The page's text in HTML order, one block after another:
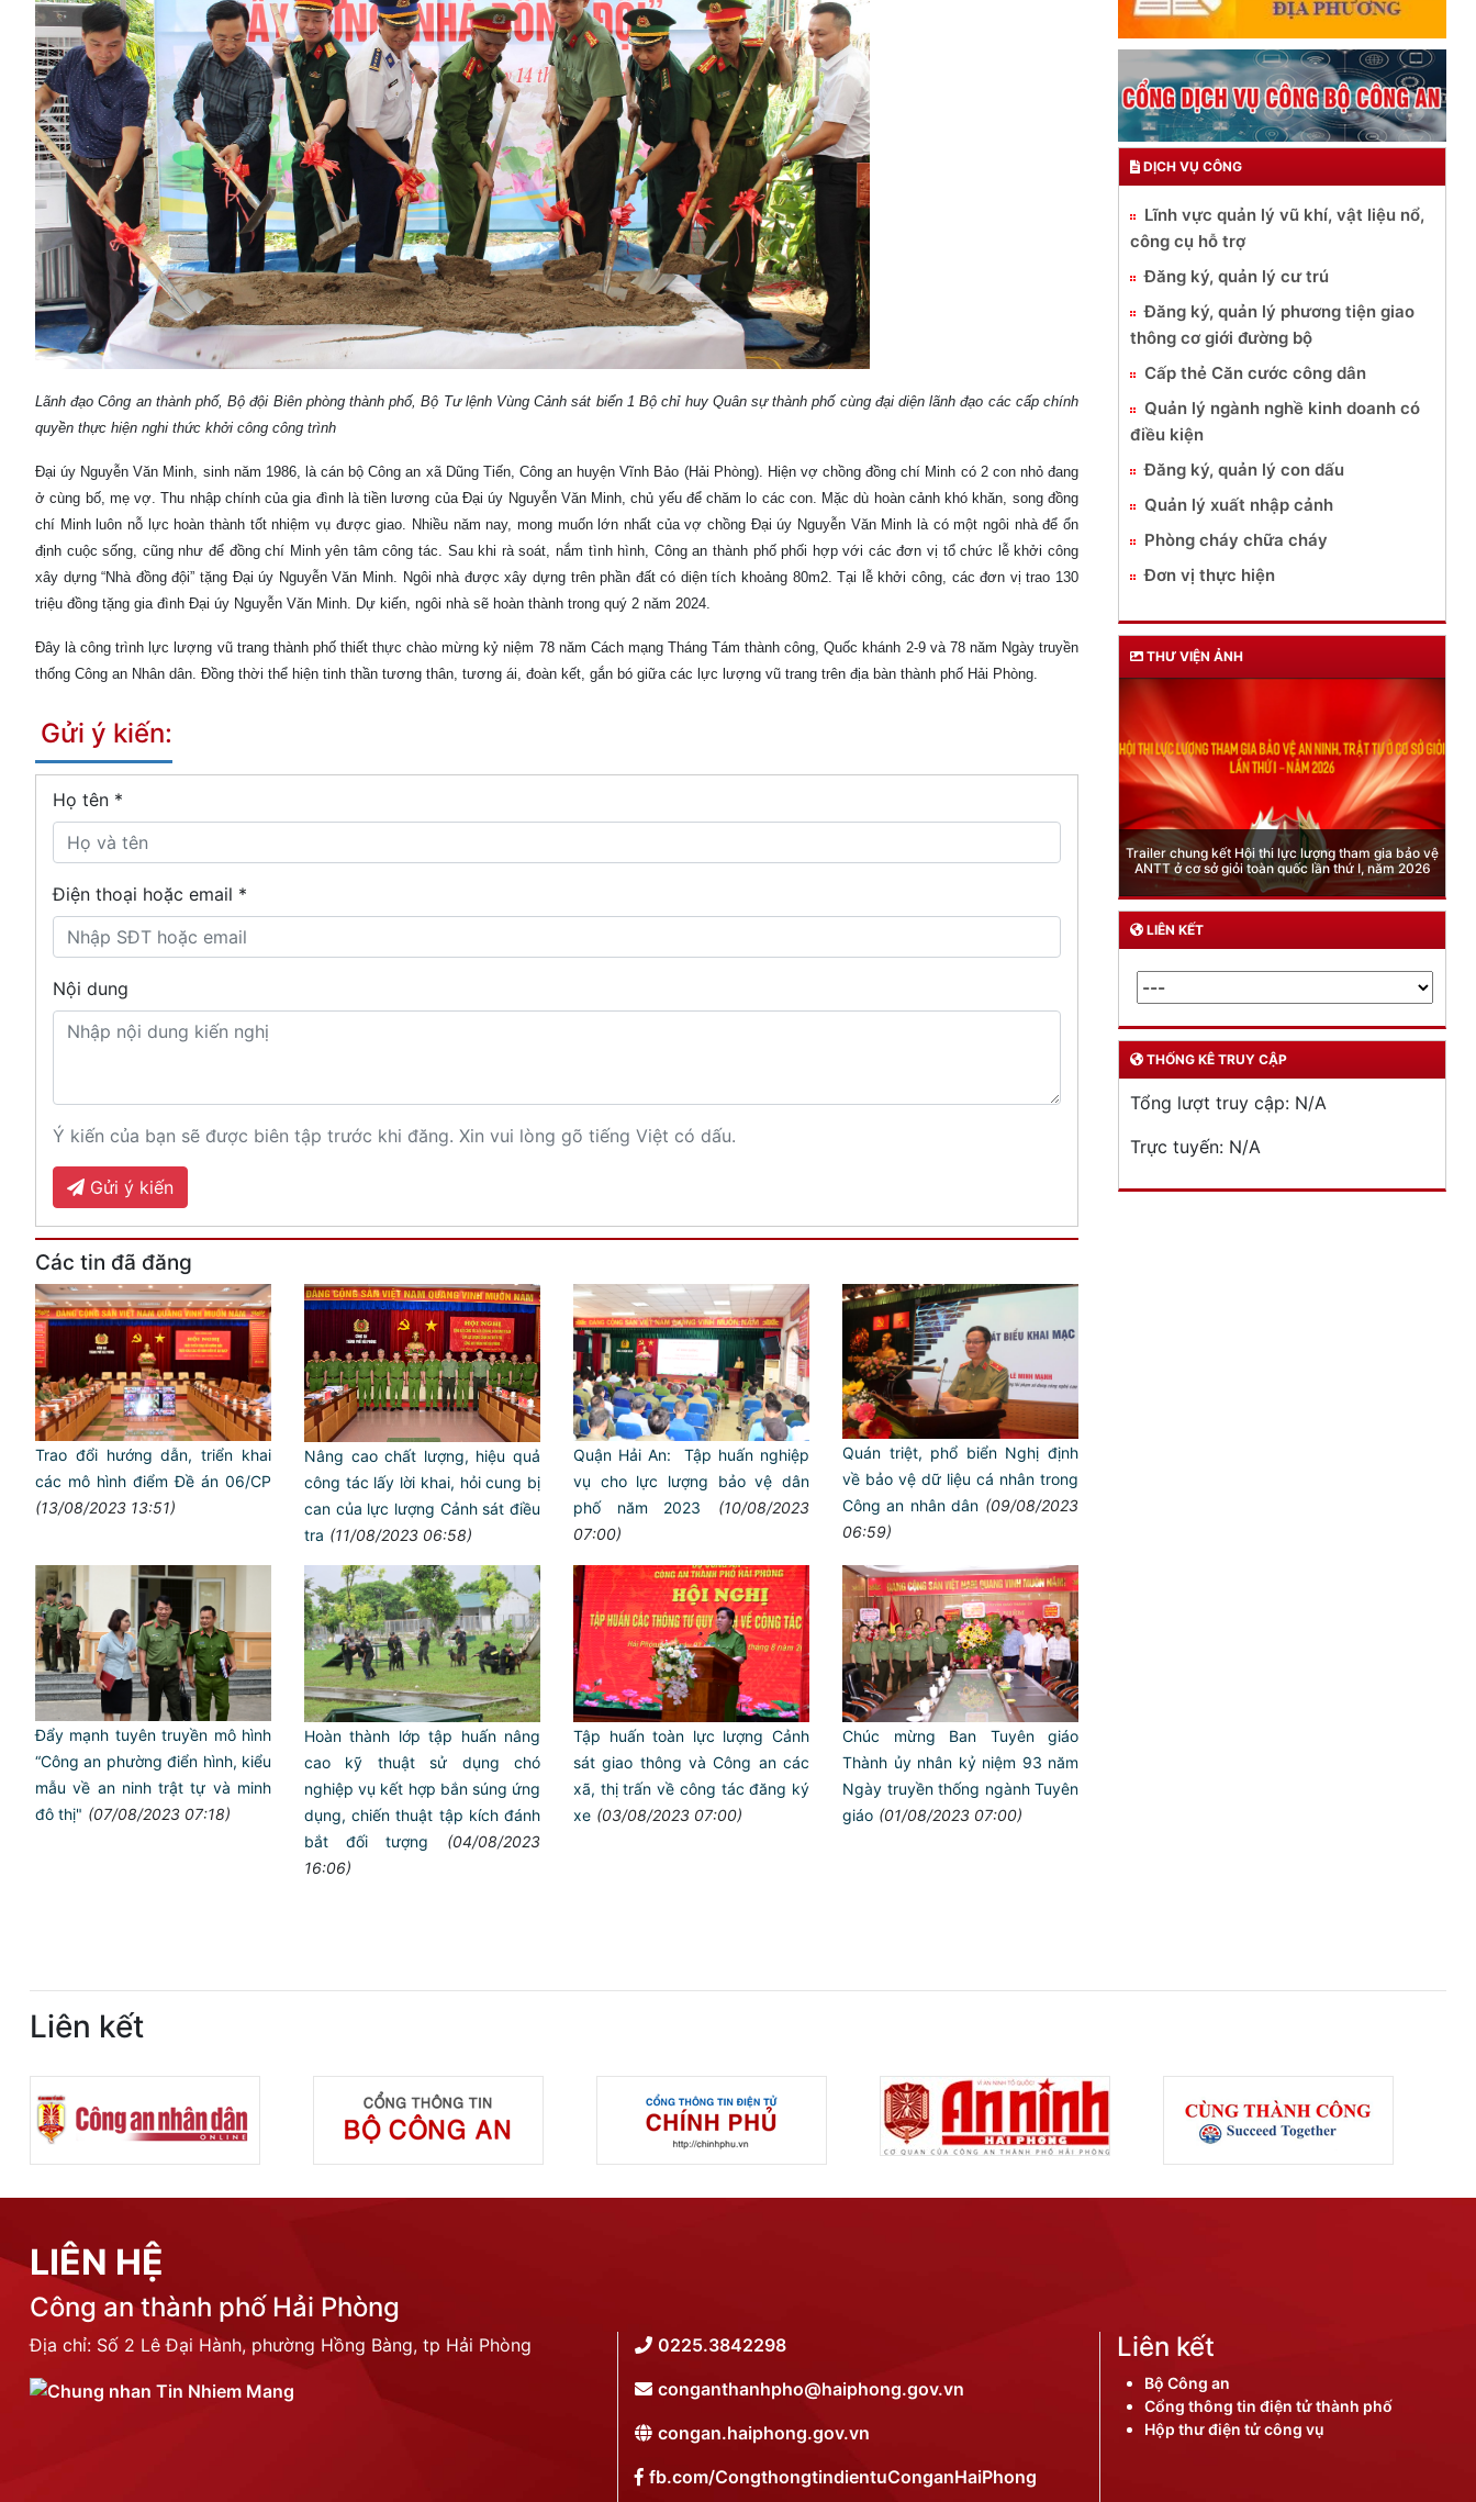
Lãnh đạo Công an thành phố, Bộ đội Biên phòng thành phố, Bộ Tư lệnh Vùng Cảnh sát biển 1 Bộ chỉ huy Quân sự thành phố cùng đại diện lãnh đạo các cấp chính
quyền thực hiện nghi thức khởi công công trình
Đại úy Nguyễn Văn Minh, sinh năm 1986, là cán bộ Công an xã Dũng Tiến, Công an huyện Vĩnh Bảo (Hải Phòng). Hiện vợ chồng đồng chí Minh có 2 con nhỏ đang
ở cùng bố, mẹ vợ. Thu nhập chính của gia đình là tiền lương của Đại úy Nguyễn Văn Minh, chủ yếu để chăm lo các con. Mặc dù hoàn cảnh khó khăn, song đồng
chí Minh luôn nỗ lực hoàn thành tốt nhiệm vụ được giao. Nhiều năm nay, mong muốn lớn nhất của vợ chồng Đại úy Nguyễn Văn Minh là có một ngôi nhà để ổn
định cuộc sống, cũng như để đồng chí Minh yên tâm công tác. Sau khi rà soát, nắm tình hình, Công an thành phố phối hợp với các đơn vị tổ chức lễ khởi công
xây dựng “Nhà đồng đội” tặng Đại úy Nguyễn Văn Minh. Ngôi nhà được xây dựng trên phần đất có diện tích khoảng 80m2. Tại lễ khởi công, các đơn vị trao 130
triệu đồng tặng gia đình Đại úy Nguyễn Văn Minh. Dự kiến, ngôi nhà sẽ hoàn thành trong quý 2 năm 2024.
Đây là công trình lực lượng vũ trang thành phố thiết thực chào mừng kỷ niệm 78 năm Cách mạng Tháng Tám thành công, Quốc khánh 2-9 và 78 năm Ngày truyền
thống Công an Nhân dân. Đồng thời thể hiện tinh thần tương thân, tương ái, đoàn kết, gắn bó giữa các lực lượng vũ trang trên địa bàn thành phố Hải Phòng.
Gửi ý kiến:
Họ tên *
Điện thoại hoặc email *
Nội dung
Ý kiến của bạn sẽ được biên tập trước khi đăng. Xin vui lòng gõ tiếng Việt có dấu.
Gửi ý kiến
Các tin đã đăng
Trao đổi hướng dẫn, triển khai
các mô hình điểm Đề án 06/CP
(13/08/2023 13:51)
Nâng cao chất lượng, hiệu quả
công tác lấy lời khai, hỏi cung bị
can của lực lượng Cảnh sát điều
tra (11/08/2023 06:58)
Quận Hải An: Tập huấn nghiệp
vụ cho lực lượng bảo vệ dân
phố năm 2023
(10/08/2023
07:00)
Quán triệt, phổ biển Nghị định
về bảo vệ dữ liệu cá nhân trong
Công an nhân dân (09/08/2023
06:59)
Đẩy mạnh tuyên truyền mô hình
“Công an phường điển hình, kiểu
mẫu về an ninh trật tự và minh
đô thị" (07/08/2023 07:18)
Hoàn thành lớp tập huấn nâng
cao kỹ thuật sử dụng chó
nghiệp vụ kết hợp bắn súng ứng
dụng, chiến thuật tập kích đánh
bắt đối tượng
(04/08/2023
16:06)
Tập huấn toàn lực lượng Cảnh
sát giao thông và Công an các
xã, thị trấn về công tác đăng ký
xe (03/08/2023 07:00)
Chúc mừng Ban Tuyên giáo
Thành ủy nhân kỷ niệm 93 năm
Ngày truyền thống ngành Tuyên
giáo (01/08/2023 07:00)
DỊCH VỤ CÔNG
Lĩnh vực quản lý vũ khí, vật liệu nổ,
công cụ hỗ trợ
Đăng ký, quản lý cư trú
Đăng ký, quản lý phương tiện giao
thông cơ giới đường bộ
Cấp thẻ Căn cước công dân
Quản lý ngành nghề kinh doanh có
điều kiện
Đăng ký, quản lý con dấu
Quản lý xuất nhập cảnh
Phòng cháy chữa cháy
Đơn vị thực hiện
THƯ VIỆN ẢNH
Phòng Quản lý xuất nhập cảnh: Hướng dẫn những
quy định mới trong lĩnh vực xuất cảnh, nhập cảnh
của công dân việt nam từ ngày 01/7/2026
LIÊN KẾT
THỐNG KÊ TRUY CẬP
Tổng lượt truy cập: N/A
Trực tuyến: N/A
Liên kết
LIÊN HỆ
Công an thành phố Hải Phòng
Địa chỉ: Số 2 Lê Đại Hành, phường Hồng Bàng, tp Hải Phòng
0225.3842298
conganthanhpho@haiphong.gov.vn
congan.haiphong.gov.vn
fb.com/CongthongtindientuConganHaiPhong
Liên kết
Bộ Công an
Cổng thông tin điện tử thành phố
Hộp thư điện tử công vụ